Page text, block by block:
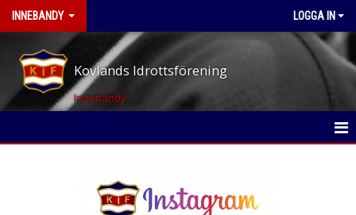
INNEBANDY LOGGA IN
Kovlands Idrottsförening
Innebandy